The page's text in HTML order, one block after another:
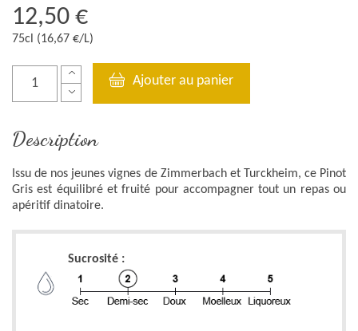
12,50 €
75cl (16,67 €/L)
Ajouter au panier
Description
Issu de nos jeunes vignes de Zimmerbach et Turckheim, ce Pinot
Gris est équilibré et fruité pour accompagner tout un repas ou
apéritif dinatoire.
Sucrosité :